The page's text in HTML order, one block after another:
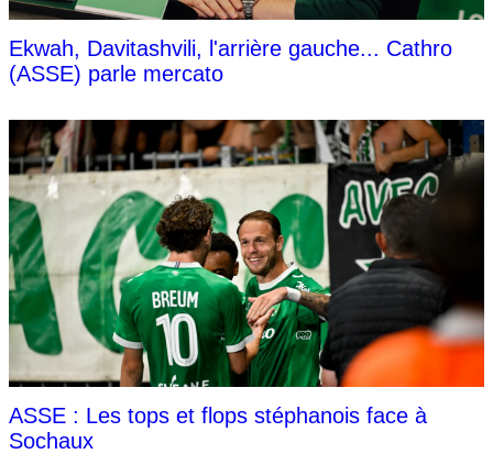
Ekwah, Davitashvili, l'arrière gauche... Cathro
(ASSE) parle mercato
ASSE : Les tops et flops stéphanois face à
Sochaux